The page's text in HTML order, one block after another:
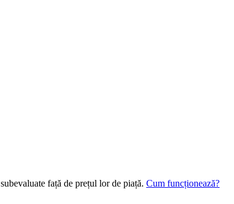
față de prețul lor de piață. Cum funcționează?